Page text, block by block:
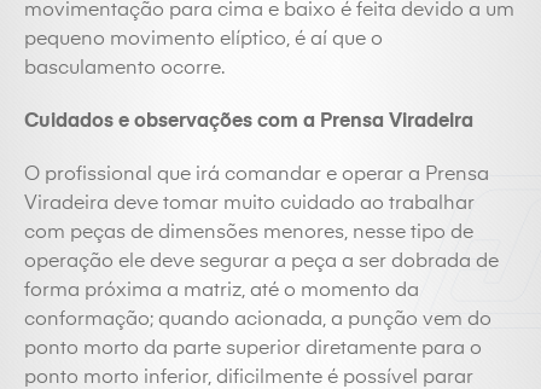
movimentação para cima e baixo é feita devido a um
pequeno movimento elíptico, é aí que o
basculamento ocorre.
Cuidados e observações com a Prensa Viradeira
O profissional que irá comandar e operar a Prensa
Viradeira deve tomar muito cuidado ao trabalhar
com peças de dimensões menores, nesse tipo de
operação ele deve segurar a peça a ser dobrada de
forma próxima a matriz, até o momento da
conformação; quando acionada, a punção vem do
ponto morto da parte superior diretamente para o
ponto morto inferior, dificilmente é possível parar